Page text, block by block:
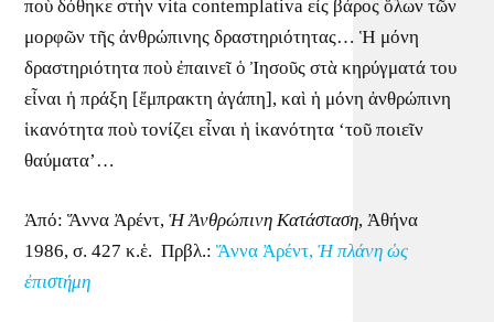
ποὺ δόθηκε στὴν vita contemplativa εἰς βάρος ὅλων τῶν
μορφῶν τῆς ἀνθρώπινης δραστηριότητας… Ἡ μόνη
δραστηριότητα ποὺ ἐπαινεῖ ὁ Ἰησοῦς στὰ κηρύγματά του
εἶναι ἡ πράξη [ἔμπρακτη ἀγάπη], καὶ ἡ μόνη ἀνθρώπινη
ἱκανότητα ποὺ τονίζει εἶναι ἡ ἱκανότητα ‘τοῦ ποιεῖν
θαύματα’…
Ἀπό: Ἅννα Ἀρέντ,Ἡ Ἀνθρώπινη Κατάσταση, Ἀθήνα
1986, σ. 427 κ.ἑ. Πρβλ.:Ἅννα Ἀρέντ,Ἡ πλάνη ὡς
ἐπιστήμη